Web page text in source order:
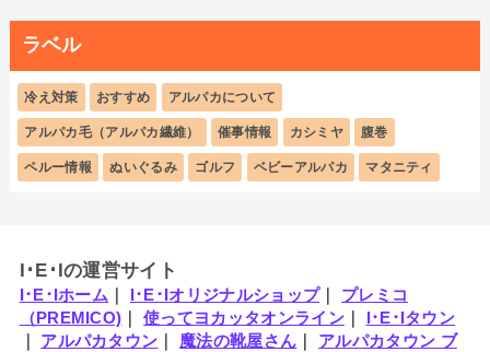
ラベル
冷え対策 おすすめ アルパカについて
アルパカ毛（アルパカ繊維） 催事情報 カシミヤ 腹巻
ペルー情報 ぬいぐるみ ゴルフ ベビーアルパカ マタニティ
I･E･Iの運営サイト
I･E･Iホーム I･E･Iオリジナルショップ｜ プレミコ
（PREMICO) ｜使ってヨカッタオンライン｜ I･E･Iタウン
アルパカタウン 魔法の靴屋さん
アルパカタウン ブ